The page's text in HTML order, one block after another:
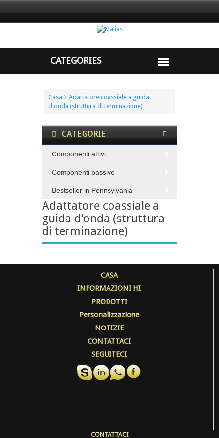
Casa > Adattatore coassiale a guida
d'onda (struttura di terminazione)
CATEGORIE
Componenti attivi
Componenti passive
Bestseller in Pennsylvania
Adattatore coassiale a
guida d'onda (struttura
di terminazione)
CASA
INFORMAZIONI HI
PRODOTTI
Personalizzazione
NOTIZIE
CONTATTACI
SEGUITECI
CONTATTACI